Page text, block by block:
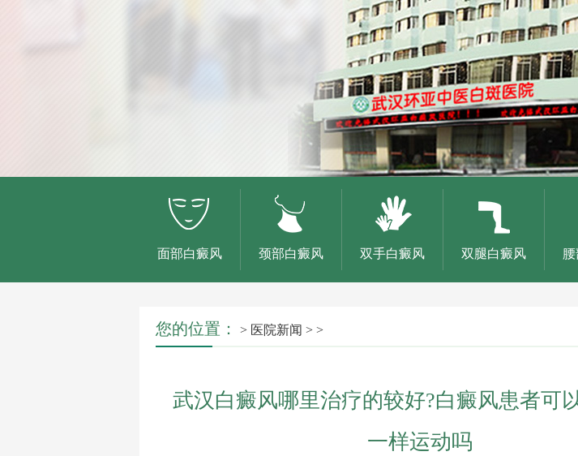
面部白癜风 颈部白癜风 双手白癜风 双腿白癜风
您的位置： > 医院新闻 > >
武汉白癜风哪里治疗的较好?白癜风患者可
一样运动吗